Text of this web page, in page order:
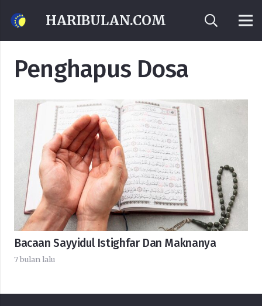
HARIBULAN.COM
Penghapus Dosa
Bacaan Sayyidul Istighfar Dan Maknanya
7 bulan lalu